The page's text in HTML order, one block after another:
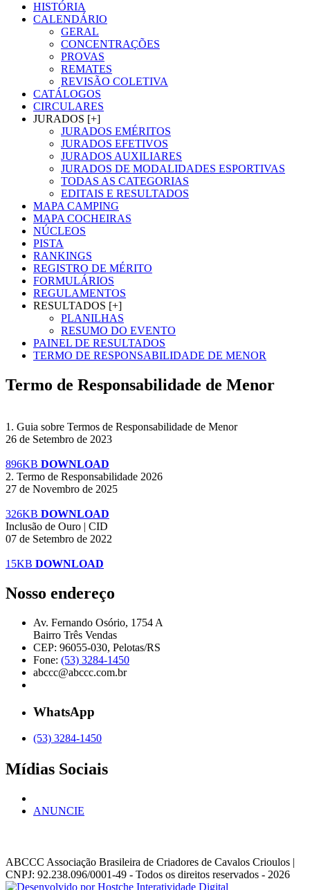
HISTÓRIA
CALENDÁRIO
GERAL
CONCENTRAÇÕES
PROVAS
REMATES
REVISÃO COLETIVA
CATÁLOGOS
CIRCULARES
JURADOS [+]
JURADOS EMÉRITOS
JURADOS EFETIVOS
JURADOS AUXILIARES
JURADOS DE MODALIDADES ESPORTIVAS
TODAS AS CATEGORIAS
EDITAIS E RESULTADOS
MAPA CAMPING
MAPA COCHEIRAS
NÚCLEOS
PISTA
RANKINGS
REGISTRO DE MÉRITO
FORMULÁRIOS
REGULAMENTOS
RESULTADOS [+]
PLANILHAS
RESUMO DO EVENTO
PAINEL DE RESULTADOS
TERMO DE RESPONSABILIDADE DE MENOR
Termo de Responsabilidade de Menor
1. Guia sobre Termos de Responsabilidade de Menor
26 de Setembro de 2023
896KB DOWNLOAD
2. Termo de Responsabilidade 2026
27 de Novembro de 2025
326KB DOWNLOAD
Inclusão de Ouro | CID
07 de Setembro de 2022
15KB DOWNLOAD
Nosso endereço
Av. Fernando Osório, 1754 A
Bairro Três Vendas
CEP: 96055-030, Pelotas/RS
Fone: (53) 3284-1450
abccc@abccc.com.br
WhatsApp
(53) 3284-1450
Mídias Sociais
ANUNCIE
ABCCC Associação Brasileira de Criadores de Cavalos Crioulos |
CNPJ: 92.238.096/0001-49 - Todos os direitos reservados - 2026